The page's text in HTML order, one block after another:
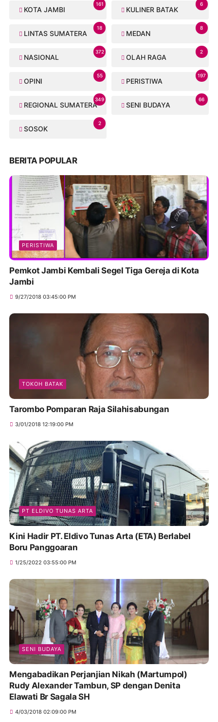
KOTA JAMBI
161
KULINER BATAK
6
LINTAS SUMATERA
18
MEDAN
8
NASIONAL
372
OLAH RAGA
2
OPINI
55
PERISTIWA
197
REGIONAL SUMATERA
349
SENI BUDAYA
66
SOSOK
2
BERITA POPULAR
PERISTIWA
Pemkot Jambi Kembali Segel Tiga Gereja di Kota
Jambi
9/27/2018 03:45:00 PM
TOKOH BATAK
Tarombo Pomparan Raja Silahisabungan
3/01/2018 12:19:00 PM
PT ELDIVO TUNAS ARTA
Kini Hadir PT. Eldivo Tunas Arta (ETA) Berlabel
Boru Panggoaran
1/25/2022 03:55:00 PM
SENI BUDAYA
Mengabadikan Perjanjian Nikah (Martumpol)
Rudy Alexander Tambun, SP dengan Denita
Elawati Br Sagala SH
4/03/2018 02:09:00 PM